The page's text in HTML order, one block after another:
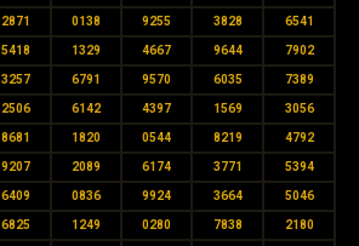
2871 0138 9255 3828 6541
5418 1329 4667 9644 7902
3257 6791 9570 6035 7389
2506 6142 4397 1569 3056
8681 1820 0544 8219 4792
9207 2089 6174 3771 5394
6409 0836 9924 3664 5046
6825 1249 0280 7838 2180